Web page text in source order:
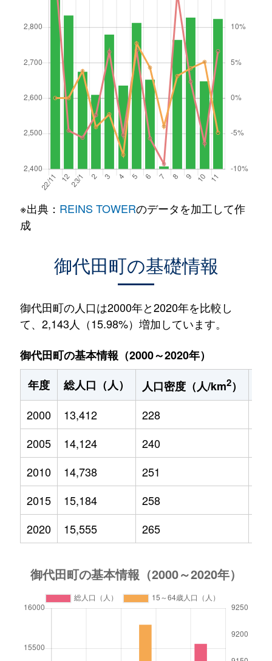
※出典： REINS TOWERのデータを加工して作
成
御代田町の基礎情報
御代田町の人口は2000年と2020年を比較し
て、2,143人（15.98%）増加しています。
御代田町の基本情報（2000～2020年）
年度
総人口（人） 人口密度（人/km2）
2000
13,412 228
2005
14,124 240
2010
14,738 251
2015
15,184 258
2020
15,555 265